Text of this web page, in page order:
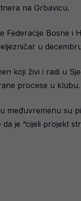
na Grbavicu.
Federacije Bosne i
u
koji živi i radi u
procese u klubu.
u međuvremenu su
je “cijeli projekt